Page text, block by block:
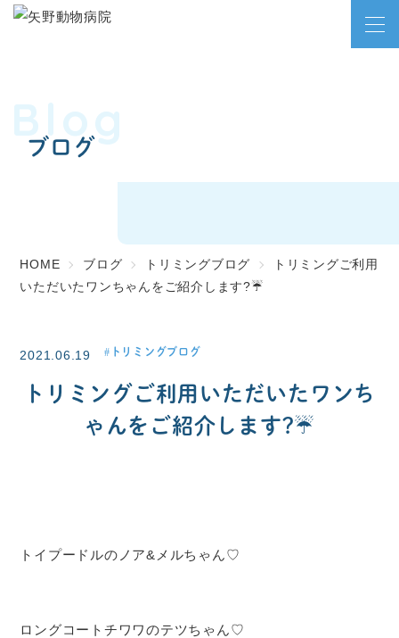
ブログ
Blog
HOME ブログ トリミングブログ
トリミングご利用
いただいたワンちゃんをご紹介します?☔
2021.06.19 トリミングブログ
トリミングご利用いただいたワンち
ゃんをご紹介します?☔
トイプードルのノア&メルちゃん♡
ロングコートチワワのテツちゃん♡